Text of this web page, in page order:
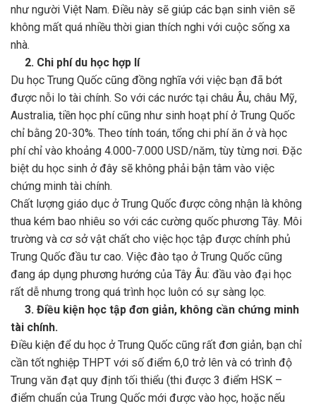
như người Việt Nam. Điều này sẽ giúp các bạn sinh viên sẽ
không mất quá nhiều thời gian thích nghi với cuộc sống xa
nhà.
2. Chi phí du học hợp lí
Du học Trung Quốc cũng đồng nghĩa với việc bạn đã bớt
được nỗi lo tài chính. So với các nước tại châu Âu, châu Mỹ,
Australia, tiền học phí cũng như sinh hoạt phí ở Trung Quốc
chỉ bằng 20-30%. Theo tính toán, tổng chi phí ăn ở và học
phí chỉ vào khoảng 4.000-7.000 USD/năm, tùy từng nơi. Đặc
biệt du học sinh ở đây sẽ không phải bận tâm vào việc
chứng minh tài chính.
Chất lượng giáo dục ở Trung Quốc được công nhận là không
thua kém bao nhiêu so với các cường quốc phương Tây. Môi
trường và cơ sở vật chất cho việc học tập được chính phủ
Trung Quốc đầu tư cao. Việc đào tạo ở Trung Quốc cũng
đang áp dụng phương hướng của Tây Âu: đầu vào đại học
rất dễ nhưng trong quá trình học luôn có sự sàng lọc.
3. Điều kiện học tập đơn giản, không cần chứng minh
tài chính.
Điều kiện để du học ở Trung Quốc cũng rất đơn giản, bạn chỉ
cần tốt nghiệp THPT với số điểm 6,0 trở lên và có trình độ
Trung văn đạt quy định tối thiểu (thi được 3 điểm HSK –
điểm chuẩn của Trung Quốc mới được vào học, hoặc nếu